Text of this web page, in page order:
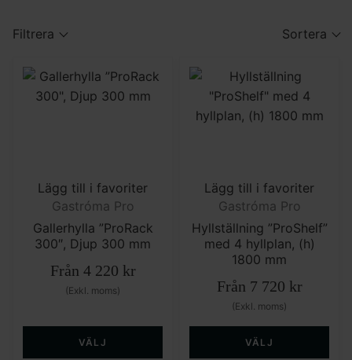
Filtrera Sortera
Lägg till i favoriter
Gastróma Pro
Gallerhylla ”ProRack
300″, Djup 300 mm
Från 4 220 kr
(Exkl. moms)
VÄLJ
Lägg till i favoriter
Gastróma Pro
Hyllställning ”ProShelf”
med 4 hyllplan, (h)
1800 mm
Från 7 720 kr
(Exkl. moms)
VÄLJ